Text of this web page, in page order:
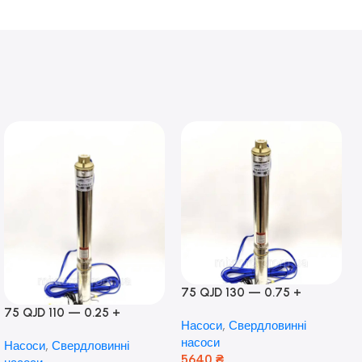
75 QJD 110 — 0.25 +
Мідь!
Насоси, Свердловинні
75 QJD 130 — 0.75 +
Насоси, Свердловинні
насоси